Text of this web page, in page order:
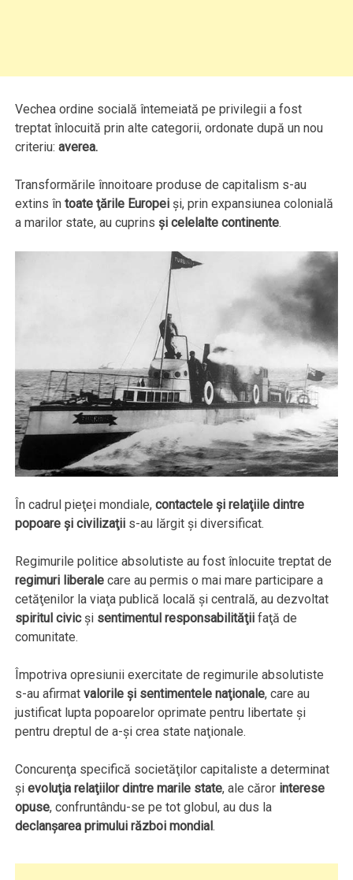
Vechea ordine socială întemeiată pe privilegii a fost
treptat înlocuită prin alte categorii, ordonate după un nou
criteriu:averea.
Transformările înnoitoare produse de capitalism s-au
extins întoate ţările Europei şi, prin expansiunea colonială
a marilor state, au cuprinsşi celelalte continente.
În cadrul pieţei mondiale,contactele şi relaţiile dintre
popoare şi civilizaţii s-au lărgit şi diversificat.
Regimurile politice absolutiste au fost înlocuite treptat de
regimuri liberale care au permis o mai mare participare a
cetăţenilor la viaţa publică locală şi centrală, au dezvoltat
spiritul civicşi sentimentul responsabilităţii faţă de
comunitate.
Împotriva opresiunii exercitate de regimurile absolutiste
s-au afirmatvalorile şi sentimentele naţionale, care au
justificat lupta popoarelor oprimate pentru libertate şi
pentru dreptul de a-şi crea state naţionale.
Concurenţa specifică societăţilor capitaliste a determinat
şievoluţia relaţiilor dintre marile state, ale căror interese
opuse, confruntându-se pe tot globul, au dus la
declanşarea primului război mondial.